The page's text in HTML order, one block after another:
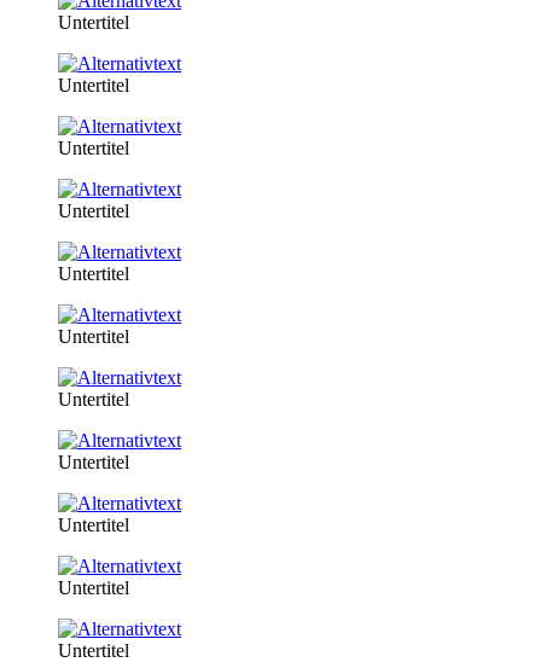
Untertitel
Untertitel
Untertitel
Untertitel
Untertitel
Untertitel
Untertitel
Untertitel
Untertitel
Untertitel
Untertitel